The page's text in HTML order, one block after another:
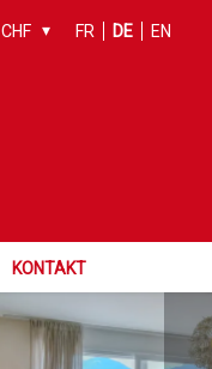
KONTAKT
CHF FR DE EN